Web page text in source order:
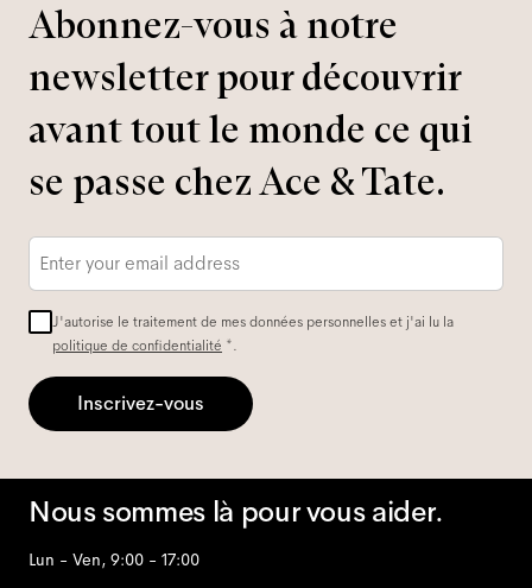
Abonnez-vous à notre
newsletter pour découvrir
avant tout le monde ce qui
se passe chez Ace & Tate.
Adresse
J'autorise le traitement de mes données personnelles et j'ai lu la
politique de confidentialité *.
Inscrivez-vous
Nous sommes là pour vous aider.
Lun - Ven, 9:00 - 17:00